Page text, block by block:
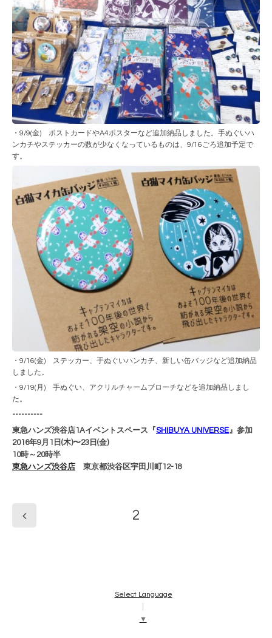
・9/9(金) ポストカードやA4ポスターなど追加納品しました。手ぬぐいハ
ンカチやステッカーの数が少なくなっているものは、9/16ごろ追加予定で
す。
・9/16(金) ステッカー、手ぬぐいハンカチ、新しい缶バッジなど追加納品
しました。
・9/19(月) 手ぬぐい、アクリルチャームブローチなどを追加納品しまし
た。
----------
東急ハンズ渋谷店1Aイベントスペース『 SHIBUYA UNIVERSE』参加
2016年9月1日(木)〜23日(金)
10時～20時半
東急ハンズ渋谷店 東京都渋谷区宇田川町12-18
2
Select Language
▼